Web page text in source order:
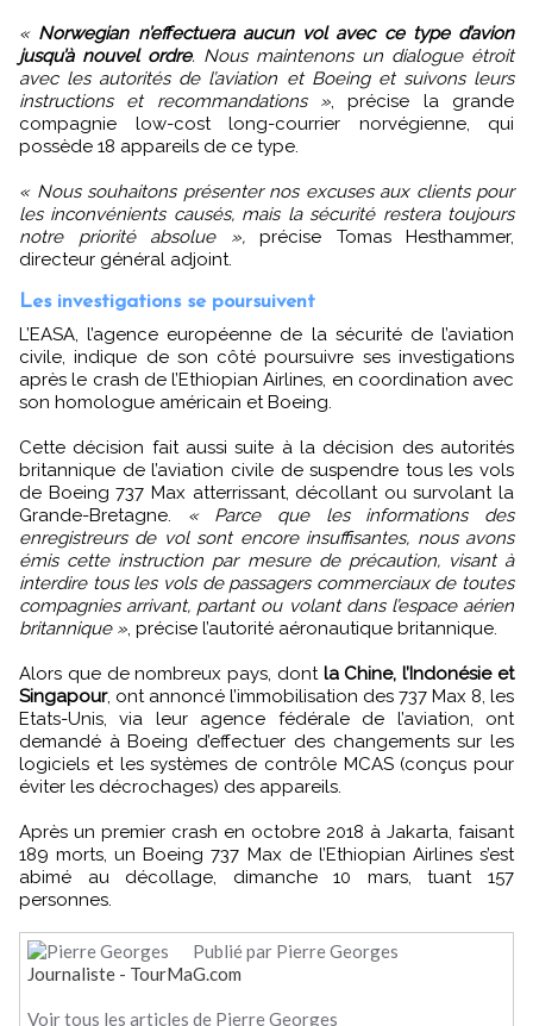
« Norwegian n’effectuera aucun vol avec ce type d’avion
jusqu’à nouvel ordre. Nous maintenons un dialogue étroit
avec les autorités de l’aviation et Boeing et suivons leurs
instructions et recommandations », précise la grande
compagnie low-cost long-courrier norvégienne, qui
possède 18 appareils de ce type.
« Nous souhaitons présenter nos excuses aux clients pour
les inconvénients causés, mais la sécurité restera toujours
notre priorité absolue »,précise Tomas Hesthammer,
directeur général adjoint.
Les investigations se poursuivent
L’EASA, l’agence européenne de la sécurité de l’aviation
civile, indique de son côté poursuivre ses investigations
après le crash de l’Ethiopian Airlines, en coordination avec
son homologue américain et Boeing.
Cette décision fait aussi suite à la décision des autorités
britannique de l’aviation civile de suspendre tous les vols
de Boeing 737 Max atterrissant, décollant ou survolant la
Grande-Bretagne. « Parce que les informations des
enregistreurs de vol sont encore insuffisantes, nous avons
émis cette instruction par mesure de précaution, visant à
interdire tous les vols de passagers commerciaux de toutes
compagnies arrivant, partant ou volant dans l’espace aérien
britannique », précise l’autorité aéronautique britannique.
Alors que de nombreux pays, dont la Chine, l’Indonésie et
Singapour, ont annoncé l’immobilisation des 737 Max 8, les
Etats-Unis, via leur agence fédérale de l’aviation, ont
demandé à Boeing d’effectuer des changements sur les
logiciels et les systèmes de contrôle MCAS (conçus pour
éviter les décrochages) des appareils.
Après un premier crash en octobre 2018 à Jakarta, faisant
189 morts, un Boeing 737 Max de l’Ethiopian Airlines s’est
abimé au décollage, dimanche 10 mars, tuant 157
personnes.
Publié par Pierre Georges
Journaliste - TourMaG.com
Voir tous les articles de Pierre Georges